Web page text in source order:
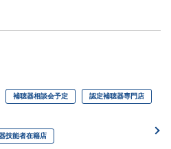
補聴器相談会予定 認定補聴器専門店
技能者在籍店